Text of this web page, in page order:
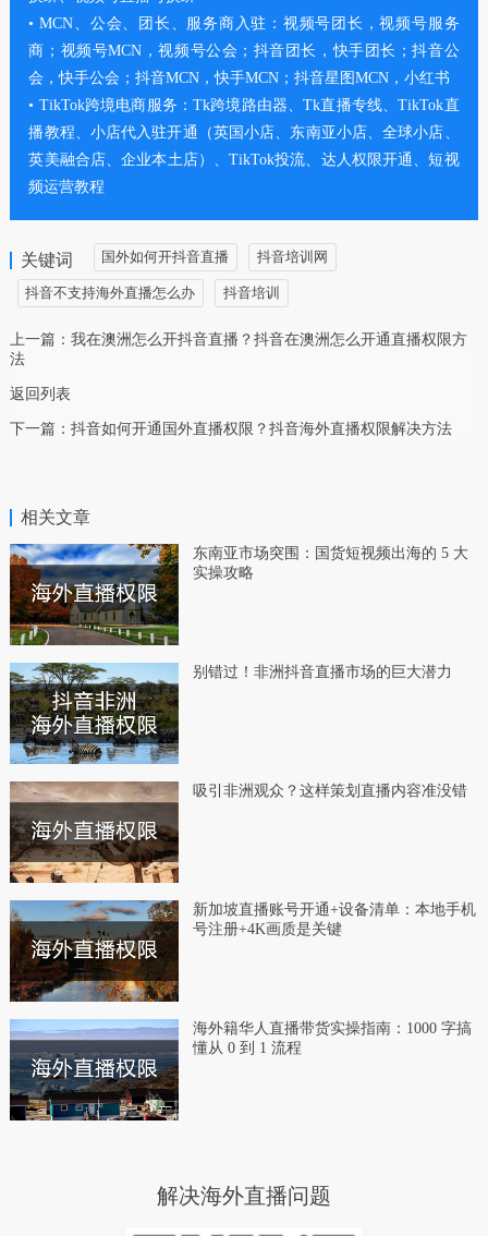
• MCN、公会、团长、服务商入驻：视频号团长，视频号服务
商；视频号MCN，视频号公会；抖音团长，快手团长；抖音公
会，快手公会；抖音MCN，快手MCN；抖音星图MCN，小红书
• TikTok跨境电商服务：Tk跨境路由器、Tk直播专线、TikTok直
播教程、小店代入驻开通（英国小店、东南亚小店、全球小店、
英美融合店、企业本土店）、TikTok投流、达人权限开通、短视
频运营教程
关键词 国外如何开抖音直播 抖音培训网
抖音不支持海外直播怎么办 抖音培训
上一篇： 我在澳洲怎么开抖音直播？抖音在澳洲怎么开通直播权限方
法
返回列表
下一篇： 抖音如何开通国外直播权限？抖音海外直播权限解决方法
相关文章
东南亚市场突围：国货短视频出海的 5 大
实操攻略
别错过！非洲抖音直播市场的巨大潜力
吸引非洲观众？这样策划直播内容准没错
新加坡直播账号开通+设备清单：本地手机
号注册+4K画质是关键
海外籍华人直播带货实操指南：1000 字搞
懂从 0 到 1 流程
解决海外直播问题